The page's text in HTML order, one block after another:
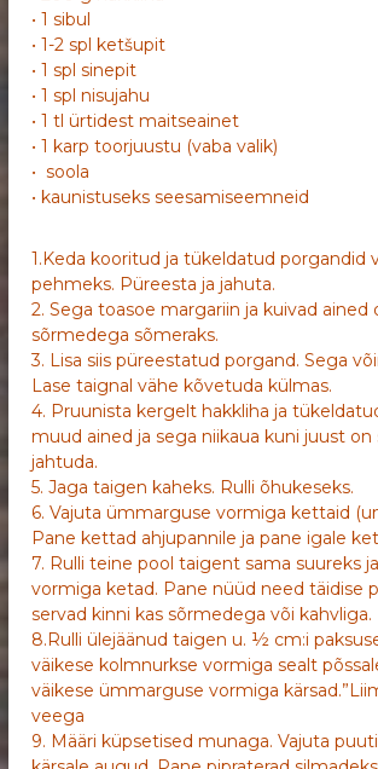
• 1 sibul
• 1-2 spl ketšupit
• 1 spl sinepit
• 1 spl nisujahu
• 1 tl ürtidest maitseainet
• 1 karp toorjuustu (vaba valik)
• soola
• kaunistuseks seesamiseemneid
1.Keda kooritud ja tükeldatud porgandid
pehmeks. Püreesta ja jahuta.
2. Sega toasoe margariin ja kuivad ained
sõrmedega sõmeraks.
3. Lisa siis püreestatud porgand. Sega
Lase taignal vähe kõvetuda külmas.
4. Pruunista kergelt hakkliha ja
muud ained ja sega niikaua kuni juust on
jahtuda.
5. Jaga taigen kaheks. Rulli õhukeseks.
6. Vajuta ümmarguse vormiga kettaid
Pane kettad ahjupannile ja pane igale
7. Rulli teine pool taigent sama suureks
vormiga ketad. Pane nüüd need täidise
servad kinni kas sõrmedega või kahvliga.
8.Rulli ülejäänud taigen u. ½ cm:i
väikese kolmnurkse vormiga sealt
väikese ümmarguse vormiga
veega
9. Määri küpsetised munaga. Vajuta